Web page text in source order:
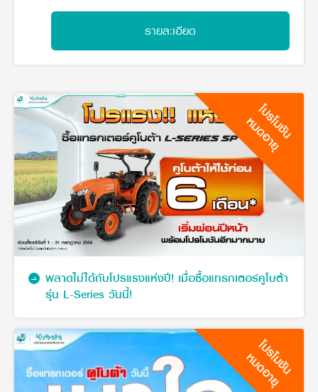
วารสารออนไลน์
ไทย English
รายละเอียด
โปรโมชัน
หมดอายุ
พลาดไม่ได้กับโปรแรงแห่งปี! เมื่อซื้อแทรกเตอร์คูโบต้า
รุ่น L-Series วันนี้!
โปรโมชัน
หมดอายุ